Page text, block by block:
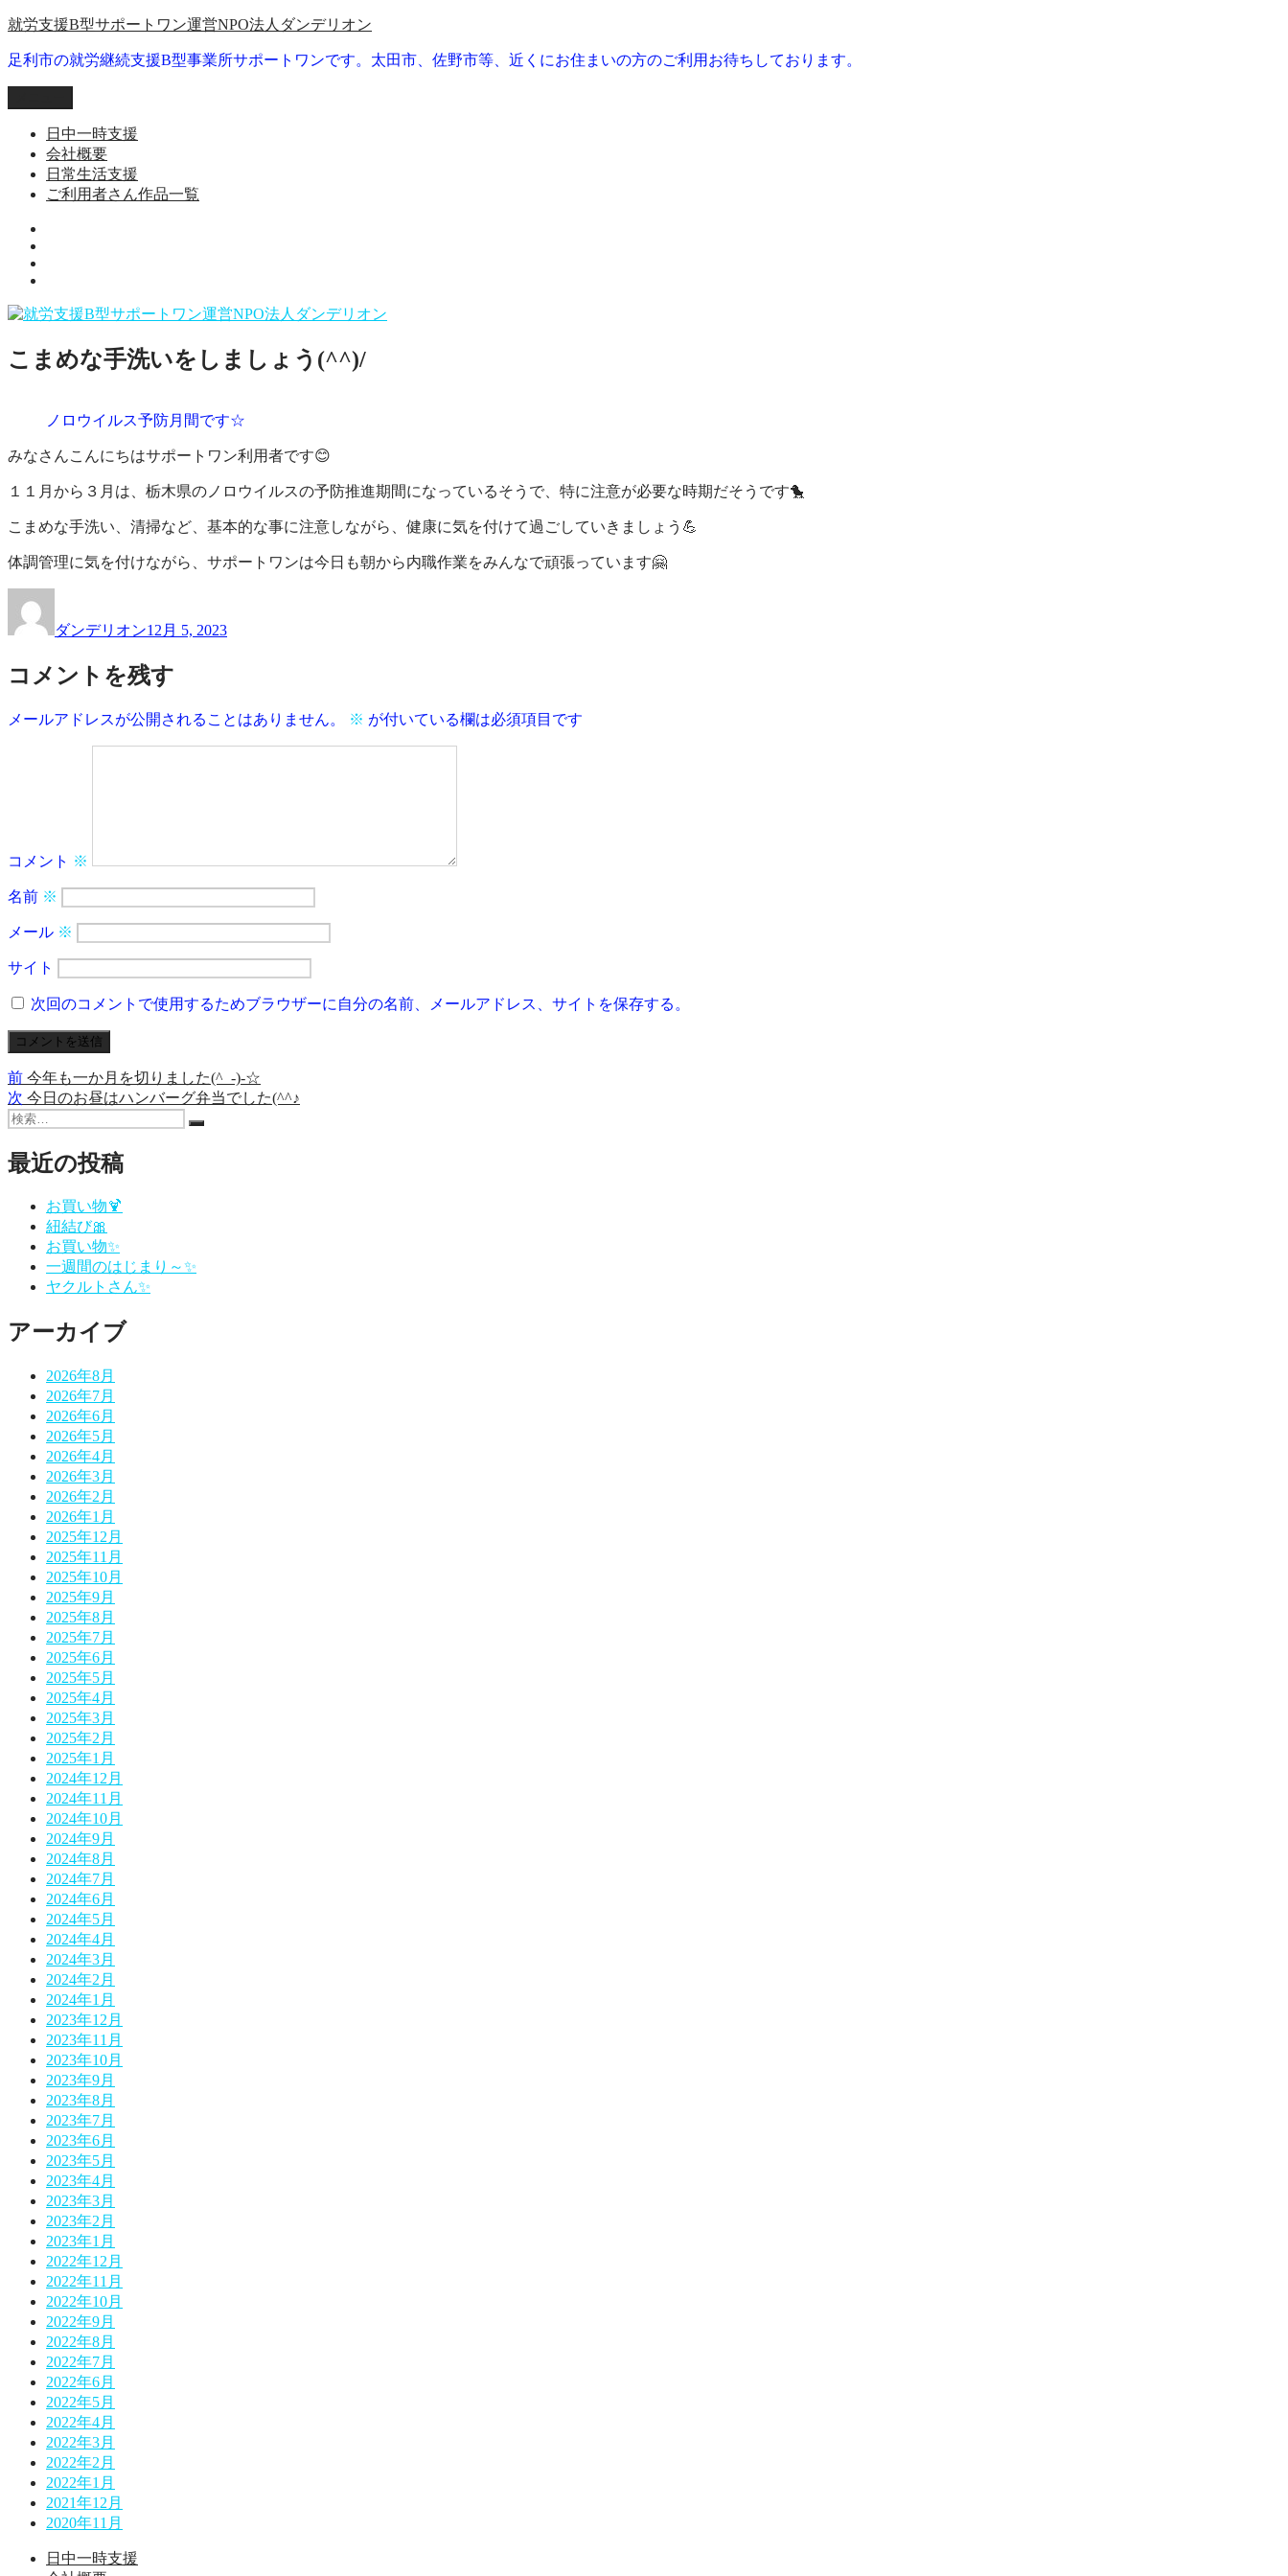
コ
テ
ン
就労支援B型サポートワン運営NPO法人ダンデリオン
足利市の就労継続支援B型事業所サポートワンです。太田市、佐野市等、近くにお住まいの方のご利用お待ちしております。
日中一時支援
会社概要
日常生活支援
ご利用者さん作品一覧
支
B
型
所
サ
ポ
ー
ワ
活
支
援
概
要
用
さ
品
覧
こまめな手洗いをしましょう(^^)/
ノロウイルス予防月間です☆
みなさんこんにちはサポートワン利用者です😊
１１月から３月は、栃木県のノロウイルスの予防推進期間になっているそうで、特に注意が必要な時期だそうです🐤
こまめな手洗い、清掃など、基本的な事に注意しながら、健康に気を付けて過ごしていきましょう💪
体調管理に気を付けながら、サポートワンは今日も朝から内職作業をみんなで頑張っています🤗
者
ダンデリオン日:
12月 5, 2023
コメントを残す
メールアドレスが公開されることはありません。 ※ が付いている欄は必須項目です
コメント ※
名前 ※
メール ※
サイト
次回のコメントで使用するためブラウザーに自分の名前、メールアドレス、サイトを保存する。
投
稿
ビ
ン
前 前
の
投
今年も一か月を切りました(^_-)-☆
次 次
の
稿:
今日のお昼はハンバーグ弁当でした(^^♪
検
検
最近の投稿
お買い物🍹
紐結び🎀
お買い物✨
一週間のはじまり～✨
ヤクルトさん✨
アーカイブ
2026年8月
2026年7月
2026年6月
2026年5月
2026年4月
2026年3月
2026年2月
2026年1月
2025年12月
2025年11月
2025年10月
2025年9月
2025年8月
2025年7月
2025年6月
2025年5月
2025年4月
2025年3月
2025年2月
2025年1月
2024年12月
2024年11月
2024年10月
2024年9月
2024年8月
2024年7月
2024年6月
2024年5月
2024年4月
2024年3月
2024年2月
2024年1月
2023年12月
2023年11月
2023年10月
2023年9月
2023年8月
2023年7月
2023年6月
2023年5月
2023年4月
2023年3月
2023年2月
2023年1月
2022年12月
2022年11月
2022年10月
2022年9月
2022年8月
2022年7月
2022年6月
2022年5月
2022年4月
2022年3月
2022年2月
2022年1月
2021年12月
2020年11月
日中一時支援